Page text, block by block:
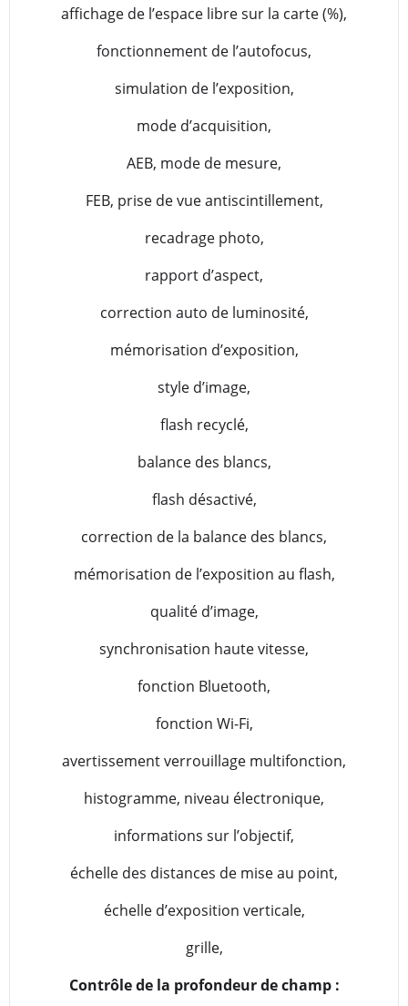
affichage de l’espace libre sur la carte (%),
fonctionnement de l’autofocus,
simulation de l’exposition,
mode d’acquisition,
AEB, mode de mesure,
FEB, prise de vue antiscintillement,
recadrage photo,
rapport d’aspect,
correction auto de luminosité,
mémorisation d’exposition,
style d’image,
flash recyclé,
balance des blancs,
flash désactivé,
correction de la balance des blancs,
mémorisation de l’exposition au flash,
qualité d’image,
synchronisation haute vitesse,
fonction Bluetooth,
fonction Wi-Fi,
avertissement verrouillage multifonction,
histogramme, niveau électronique,
informations sur l’objectif,
échelle des distances de mise au point,
échelle d’exposition verticale,
grille,
Contrôle de la profondeur de champ :